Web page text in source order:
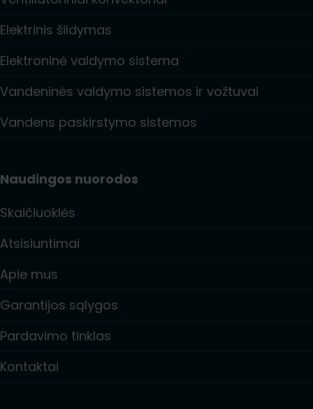
Elektrinis šildymas
Elektroninė valdymo sistema
Vandeninės valdymo sistemos ir vožtuvai
Vandens paskirstymo sistemos
Naudingos nuorodos
Skaičiuoklės
Atsisiuntimai
Apie mus
Garantijos sąlygos
Pardavimo tinklas
Kontaktai